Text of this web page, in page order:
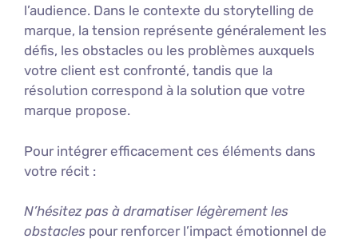
l’audience. Dans le contexte du storytelling de
marque, la tension représente généralement les
défis, les obstacles ou les problèmes auxquels
votre client est confronté, tandis que la
résolution correspond à la solution que votre
marque propose.
Pour intégrer efficacement ces éléments dans
votre récit :
N’hésitez pas à dramatiser légèrement les
obstacles pour renforcer l’impact émotionnel de